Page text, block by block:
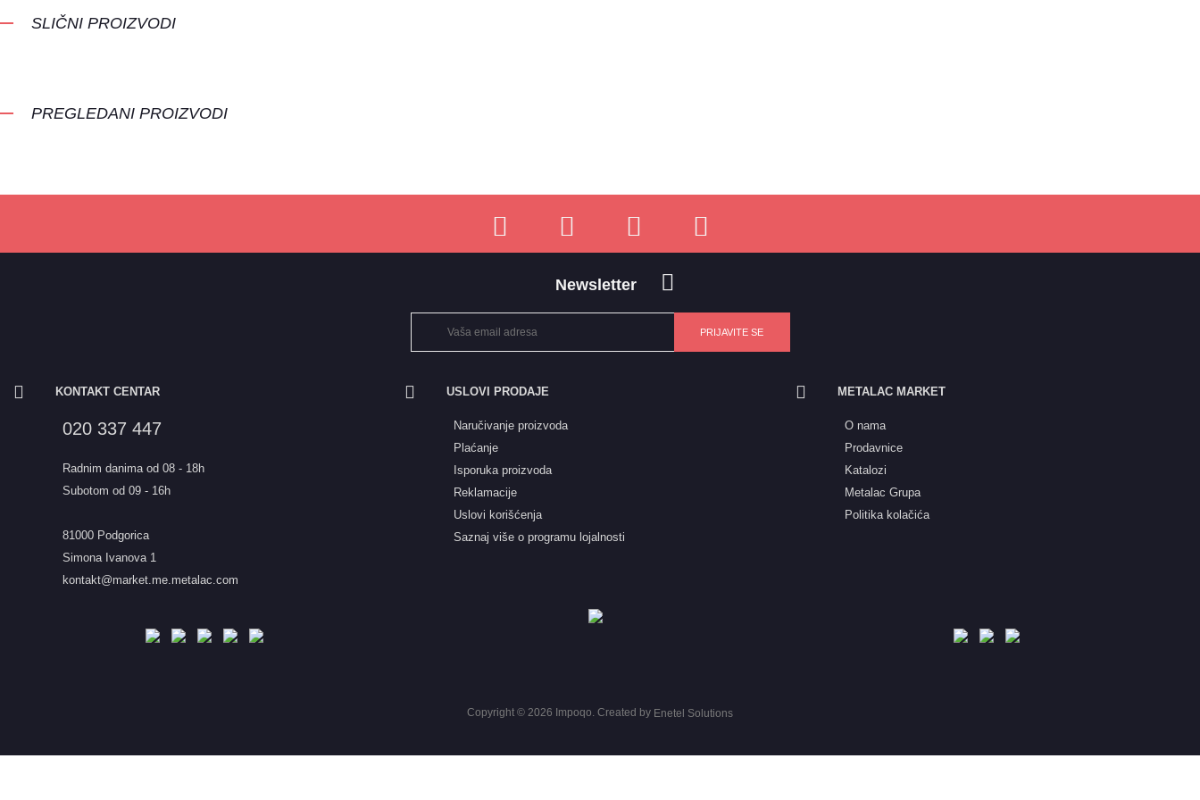
SLIČNI PROIZVODI
PREGLEDANI PROIZVODI
Newsletter
KONTAKT CENTAR
020 337 447
Radnim danima od 08 - 18h
Subotom od 09 - 16h
81000 Podgorica
Simona Ivanova 1
kontakt@market.me.metalac.com
USLOVI PRODAJE
Naručivanje proizvoda
Plaćanje
Isporuka proizvoda
Reklamacije
Uslovi korišćenja
Saznaj više o programu lojalnosti
METALAC MARKET
O nama
Prodavnice
Katalozi
Metalac Grupa
Politika kolačića
Copyright © 2026 Impoqo. Created by Enetel Solutions